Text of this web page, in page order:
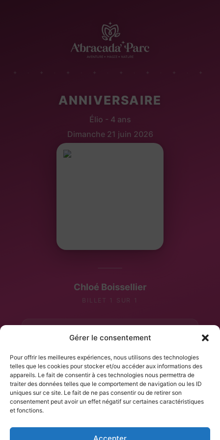
Gérer le consentement
Pour offrir les meilleures expériences, nous utilisons des technologies
telles que les cookies pour stocker et/ou accéder aux informations des
appareils. Le fait de consentir à ces technologies nous permettra de
traiter des données telles que le comportement de navigation ou les ID
uniques sur ce site. Le fait de ne pas consentir ou de retirer son
consentement peut avoir un effet négatif sur certaines caractéristiques
et fonctions.
Accepter
ANNIVERSAIRE
Élio - 4 ans
Dimanche 21 juin 2026
Chloé Boissellier
BILLET 1 SUR 1
Après-midi — 14h30 - 17h00
Adultes inclus : 2
Adultes supp. : 1
Nbs de personnes : 11
Gâteau(x) :
Reste à payer : 160,00 €